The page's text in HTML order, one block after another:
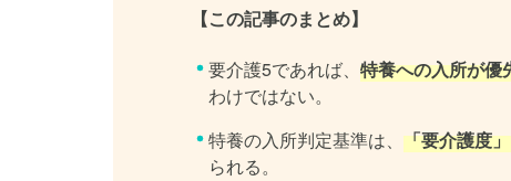
【この記事のまとめ】
要介護5であれば、 特養への入所が優
わけではない。
特養の入所判定基準は、 「要介護度
られる。